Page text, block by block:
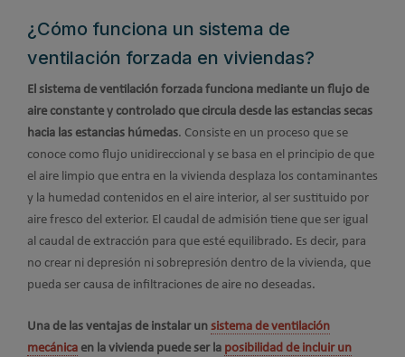
¿Cómo funciona un sistema de
ventilación forzada en viviendas?
El sistema de ventilación forzada funciona mediante un flujo de
aire constante y controlado que circula desde las estancias secas
hacia las estancias húmedas. Consiste en un proceso que se
conoce como flujo unidireccional y se basa en el principio de que
el aire limpio que entra en la vivienda desplaza los contaminantes
y la humedad contenidos en el aire interior, al ser sustituido por
aire fresco del exterior. El caudal de admisión tiene que ser igual
al caudal de extracción para que esté equilibrado. Es decir, para
no crear ni depresión ni sobrepresión dentro de la vivienda, que
pueda ser causa de infiltraciones de aire no deseadas.
Una de las ventajas de instalar un sistema de ventilación
mecánica en la vivienda puede ser la posibilidad de incluir un